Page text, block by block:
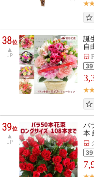
38位
UP
誕
自
39位
UP
バ
本